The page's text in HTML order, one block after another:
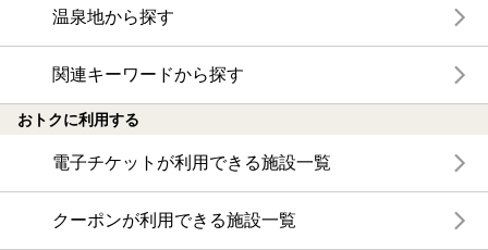
温泉地から探す
関連キーワードから探す
おトクに利用する
電子チケットが利用できる施設一覧
クーポンが利用できる施設一覧